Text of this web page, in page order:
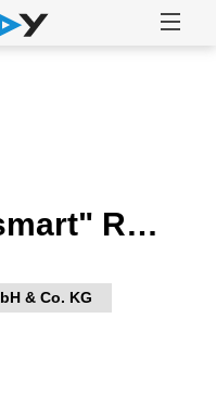
Catan - "Play it smart" Räuber
& Co. KG